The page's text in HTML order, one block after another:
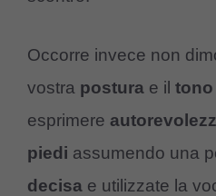
Occorre invece non
vostra postura e il tono
esprimere
piedi assumendo una
decisa e utilizzate la